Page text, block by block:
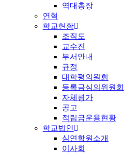
역대총장
연혁
학교현황
조직도
교수진
부서안내
규정
대학평의원회
등록금심의위원회
자체평가
공고
적립금운용현황
학교법인
심연학원소개
이사회